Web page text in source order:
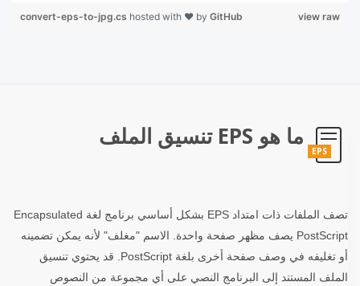
view raw
convert-eps-to-jpg.cs hosted with ❤ by GitHub
EPS
ما هو EPS تنسيق الملف
تصف الملفات ذات امتداد EPS بشكل أساسي برنامج لغة Encapsulated
PostScript يصف مظهر صفحة واحدة. الاسم "مغلف" لأنه يمكن تضمينه
أو تغليفه في وصف صفحة أخرى بلغة PostScript. قد يحتوي تنسيق
الملف المستند إلى البرنامج النصي على أي مجموعة من النصوص